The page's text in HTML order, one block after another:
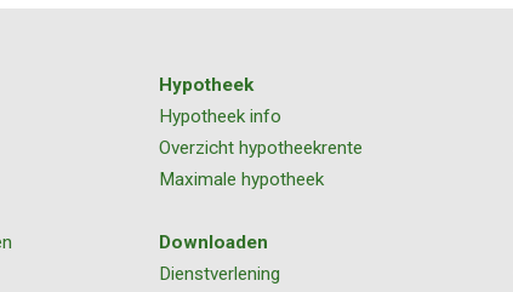
Hypotheek
Hypotheek info
Overzicht hypotheekrente
Maximale hypotheek
Downloaden
Dienstverlening